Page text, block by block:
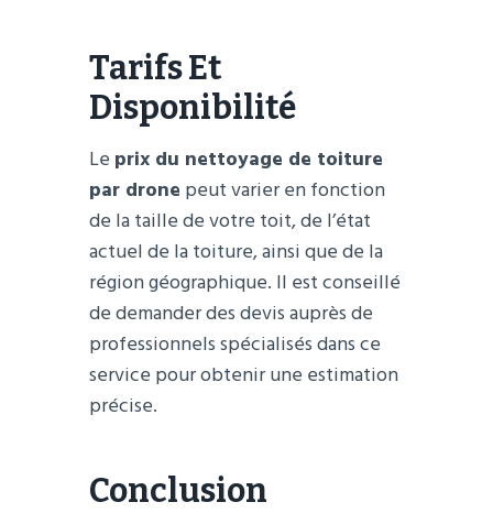
Tarifs Et
Disponibilité
Le prix du nettoyage de toiture
par drone peut varier en fonction
de la taille de votre toit, de l’état
actuel de la toiture, ainsi que de la
région géographique. Il est conseillé
de demander des devis auprès de
professionnels spécialisés dans ce
service pour obtenir une estimation
précise.
Conclusion